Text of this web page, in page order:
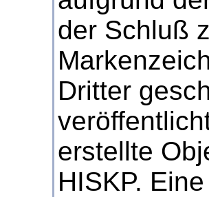
der Schluß
Dritter
erstellte
HISKP.